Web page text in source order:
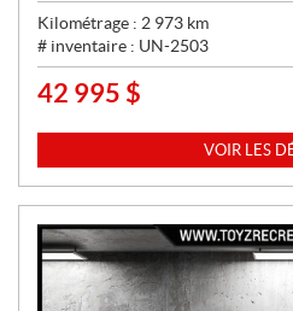
Kilométrage : 2 973 km
# inventaire : UN-2503
P
X
:
42 995 $
VOIR LES